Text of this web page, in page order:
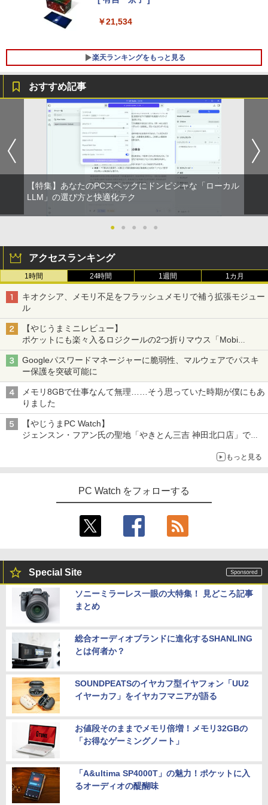
【1500円OFFクーポン】【タッチパネル
モリ8GB Core i3 第8世代 Microsoft Off
ice付き Windows11 東芝 dynabook D8
￥24,800
【中古】【モニターにムラあり・激安ご
奉仕】 ノートパソコン / DELL Latitude
3520 / 第11世代Corei5 / SSD256GB / メ
モリー8GB / Windows11 / USB / micro
SD / type-C / Bluetooth / HDMI / ACア
ダプター / MS-office搭載
￥29,800
600 G5 G4 モニタ セット オフィス 2024
￥35,860
ソコン Windows11 Office付き パソコン
新品｜インテル 第14世代 Core i5-4590 i
5 i7-14700F｜ SSD 256GB～2TB｜メモ
リ 8～64GB DDR4/5｜ デスクトップPC
2年保証 激安 高性能 ゲーム 本体のみ PC
高スペッ 初期設定済み
￥45,700
5
モバイルモニター 10.5インチ FHD1280P
ブルモニター IPSパネル HDR対応 USB T
ype-C/mini HDMI接続可 ゲーム機/携帯
電話/PC/Mac対応
￥8,999
￥21,534
楽天ランキングをもっと見る
おすすめ記事
【特集】あなたのPCスペックにドンピシャな「ローカル
LLM」の選び方と快適化テク
● ● ● ● ●
アクセスランキング
1時間 24時間 1週間 1カ月
キオクシア、メモリ不足をフラッシュメモリで補う拡張モジュー
ル
【やじうまミニレビュー】
ポケットにも楽々入るロジクールの2つ折りマウス「Mobi
Fold」。その気になるギミックとは？
Googleパスワードマネージャーに脆弱性、マルウェアでパスキ
ー保護を突破可能に
メモリ8GBで仕事なんて無理……そう思っていた時期が僕にもあ
りました
【やじうまPC Watch】
ジェンスン・フアン氏の聖地「やきとん三吉 神田北口店」で
～コース名を変更したのはNVIDIAに怒られたからではないもっと見る
PC Watch をフォローする
Special Site
ソニーミラーレス一眼の大特集！ 見どころ記事
まとめ
総合オーディオブランドに進化するSHANLING
とは何者か？
SOUNDPEATSのイヤカフ型イヤフォン「UU2
イヤーカフ」をイヤカフマニアが語る
お値段そのままでメモリ倍増！メモリ32GBの
「お得なゲーミングノート」
「A&ultima SP4000T」の魅力！ポケットに入
るオーディオの醍醐味